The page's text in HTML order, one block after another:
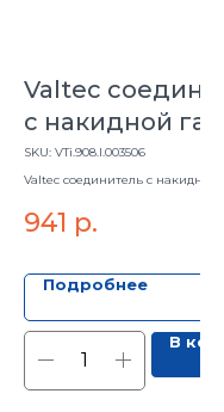
Valtec
с накидной
нерж.сталь 35
1"
SKU: VTi.908.I.003506
Valtec соединитель с накидной
941 р.
Подробнее
В